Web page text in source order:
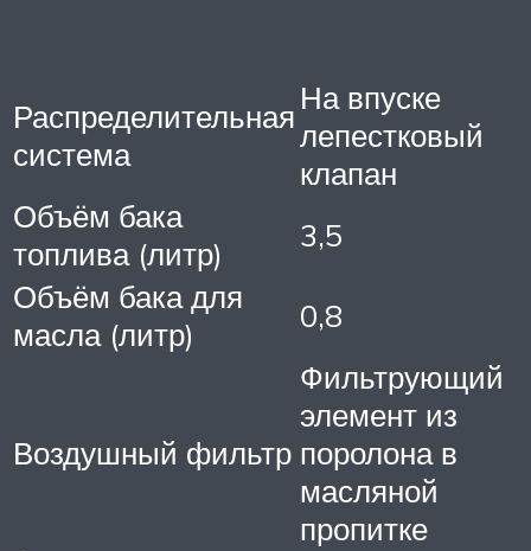
Распределительная
система
На впуске
лепестковый
клапан
Объём бака
топлива (литр)
3,5
Объём бака для
масла (литр)
0,8
Воздушный фильтр
Фильтрующий
элемент из
поролона в
масляной
пропитке